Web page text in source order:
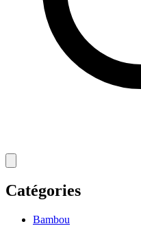
Catégories
Bambou